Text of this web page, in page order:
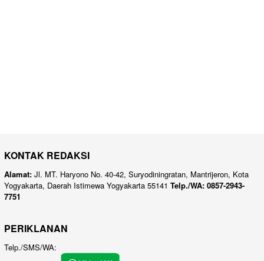
KONTAK REDAKSI
Alamat: Jl. MT. Haryono No. 40-42, Suryodiningratan, Mantrijeron, Kota
Yogyakarta, Daerah Istimewa Yogyakarta 55141 Telp./WA: 0857-2943-
7751
PERIKLANAN
Telp./SMS/WA: